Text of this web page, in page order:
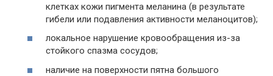
клетках кожи пигмента меланина (в результате
гибели или подавления активности меланоцитов);
локальное нарушение кровообращения из-за
стойкого спазма сосудов;
наличие на поверхности пятна большого